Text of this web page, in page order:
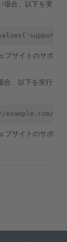
場合、以下を実
ブサイトのサポ
合、以下を実行
ブサイトのサポ